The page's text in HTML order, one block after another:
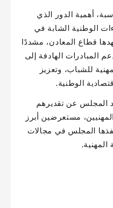
أهمية الدور الذي
الوطنية الشابة في
قطاع المعادن، مشددًا
الهادفة إلى
للشباب، وتعزيز
الوطنية.
المجلس عن تقديرهم
مستعرضين أبرز
المجلس في مجالات
المهنية.